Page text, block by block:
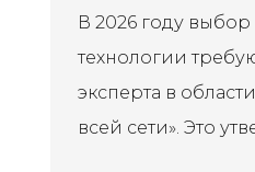
В 2026 году
технологии
эксперта в
всей сети». Это